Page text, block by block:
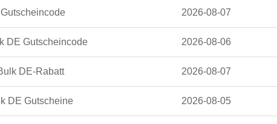
2026-08-07
DE Gutscheincode 2026-08-06
DE-Rabatt 2026-08-07
DE Gutscheine 2026-08-05